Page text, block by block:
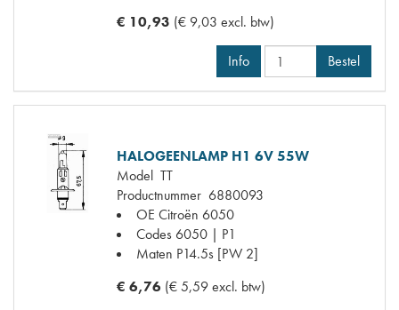
€ 10,93 (€ 9,03 excl. btw)
Info Bestel
HALOGEENLAMP H1 6V 55W
Model TT
Productnummer 6880093
OE Citroën 6050
Codes 6050 | P1
Maten P14.5s [PW 2]
€ 6,76 (€ 5,59 excl. btw)